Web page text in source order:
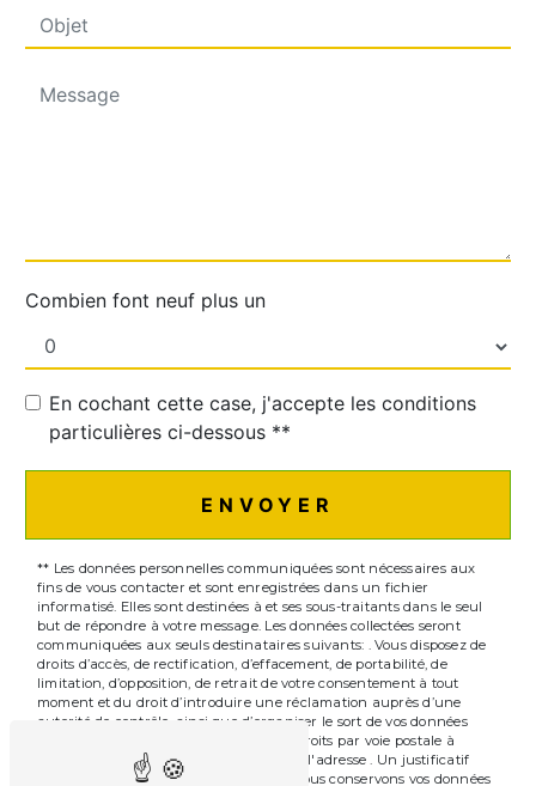
Combien font neuf plus un
En cochant cette case, j'accepte les conditions
particulières ci-dessous **
ENVOYER
** Les données personnelles communiquées sont nécessaires aux
fins de vous contacter et sont enregistrées dans un fichier
informatisé. Elles sont destinées à et ses sous-traitants dans le seul
but de répondre à votre message. Les données collectées seront
communiquées aux seuls destinataires suivants: . Vous disposez de
droits d’accès, de rectification, d’effacement, de portabilité, de
limitation, d’opposition, de retrait de votre consentement à tout
moment et du droit d’introduire une réclamation auprès d’une
autorité de contrôle, ainsi que d’organiser le sort de vos données
post-mortem. Vous pouvez exercer ces droits par voie postale à
l'adresse ou par courrier électronique à l'adresse . Un justificatif
d'identité pourra vous être demandé. Nous conservons vos données